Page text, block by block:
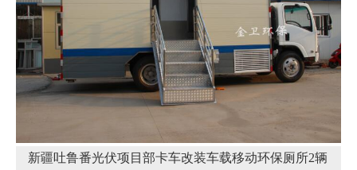
新疆吐鲁番光伏项目部卡车改装车载移动环保厕所2辆